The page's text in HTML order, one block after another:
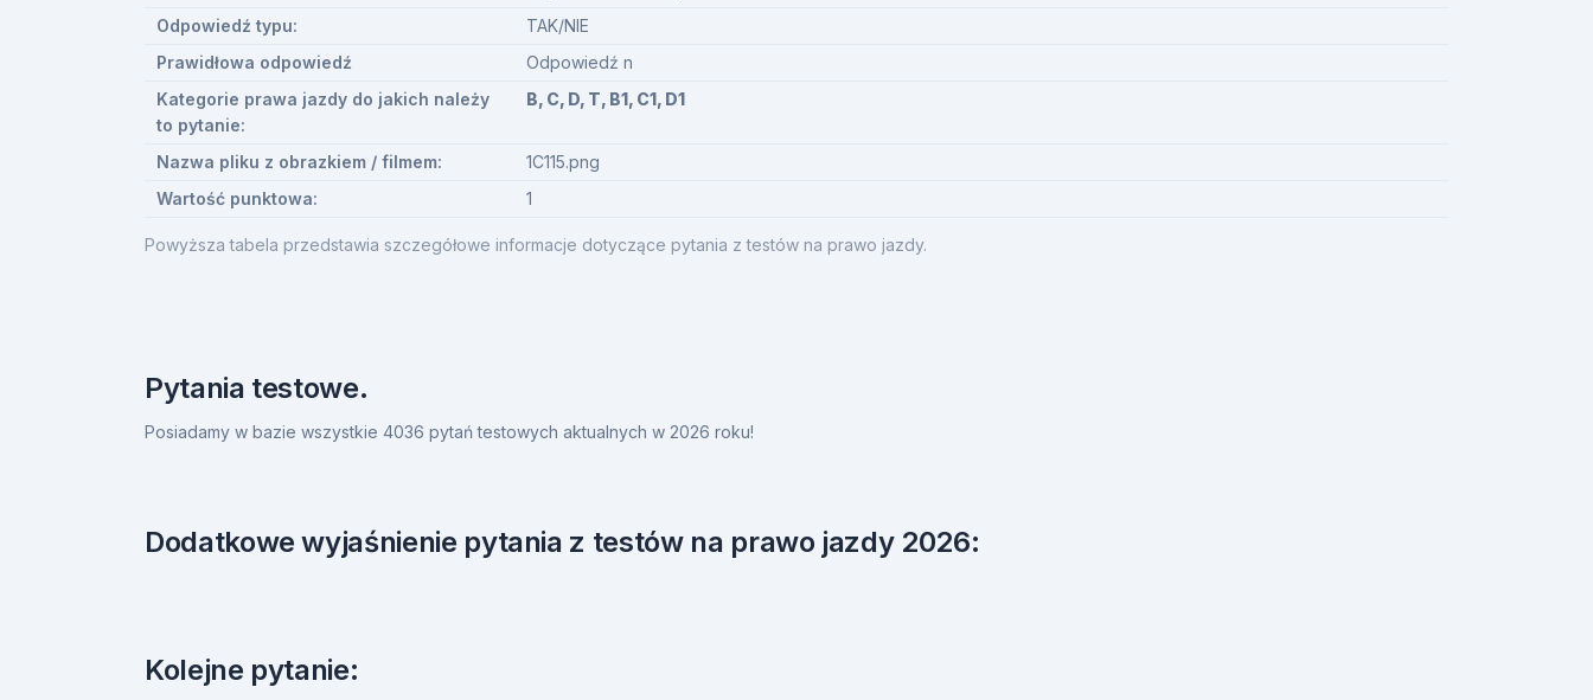
Powyższa tabela przedstawia szczegółowe informacje dotyczące pytania z testów na prawo jazdy.
Odpowiedź typu:
TAK/NIE
Prawidłowa odpowiedź
Odpowiedź n
Kategorie prawa jazdy do jakich należy
to pytanie:
B, C, D, T, B1, C1, D1
Nazwa pliku z obrazkiem / filmem:
1C115.png
Wartość punktowa:
1
Pytania testowe.
Posiadamy w bazie wszystkie 4036 pytań testowych aktualnych w 2026 roku!
Dodatkowe wyjaśnienie pytania z testów na prawo jazdy 2026:
Kolejne pytanie: